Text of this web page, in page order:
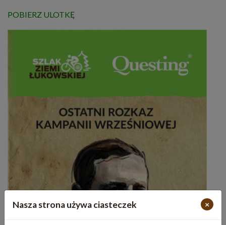
Nasza strona używa ciasteczek ×
POBIERZ ULOTKĘ